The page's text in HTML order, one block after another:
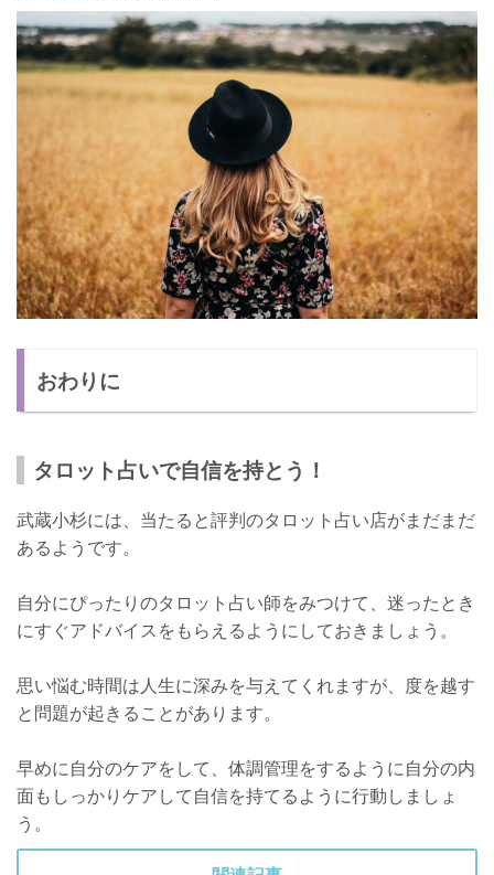
おわりに
タロット占いで自信を持とう！
武蔵小杉には、当たると評判のタロット占い店がまだまだ
あるようです。
自分にぴったりのタロット占い師をみつけて、迷ったとき
にすぐアドバイスをもらえるようにしておきましょう。
思い悩む時間は人生に深みを与えてくれますが、度を越す
と問題が起きることがあります。
早めに自分のケアをして、体調管理をするように自分の内
面もしっかりケアして自信を持てるように行動しましょ
う。